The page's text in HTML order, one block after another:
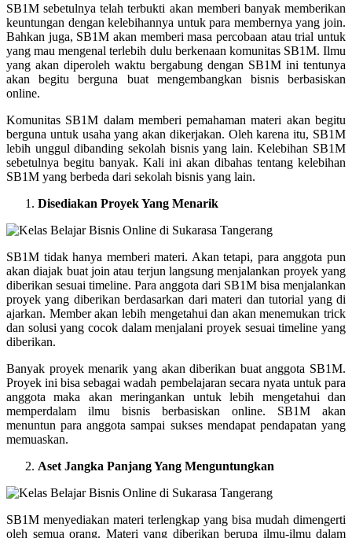
SB1M sebetulnya telah terbukti akan memberi banyak memberikan
keuntungan dengan kelebihannya untuk para membernya yang join.
Bahkan juga, SB1M akan memberi masa percobaan atau trial untuk
yang mau mengenal terlebih dulu berkenaan komunitas SB1M. Ilmu
yang akan diperoleh waktu bergabung dengan SB1M ini tentunya
akan begitu berguna buat mengembangkan bisnis berbasiskan
online.
Komunitas SB1M dalam memberi pemahaman materi akan begitu
berguna untuk usaha yang akan dikerjakan. Oleh karena itu, SB1M
lebih unggul dibanding sekolah bisnis yang lain. Kelebihan SB1M
sebetulnya begitu banyak. Kali ini akan dibahas tentang kelebihan
SB1M yang berbeda dari sekolah bisnis yang lain.
Disediakan Proyek Yang Menarik
SB1M tidak hanya memberi materi. Akan tetapi, para anggota pun
akan diajak buat join atau terjun langsung menjalankan proyek yang
diberikan sesuai timeline. Para anggota dari SB1M bisa menjalankan
proyek yang diberikan berdasarkan dari materi dan tutorial yang di
ajarkan. Member akan lebih mengetahui dan akan menemukan trick
dan solusi yang cocok dalam menjalani proyek sesuai timeline yang
diberikan.
Banyak proyek menarik yang akan diberikan buat anggota SB1M.
Proyek ini bisa sebagai wadah pembelajaran secara nyata untuk para
anggota maka akan meringankan untuk lebih mengetahui dan
memperdalam ilmu bisnis berbasiskan online. SB1M akan
menuntun para anggota sampai sukses mendapat pendapatan yang
memuaskan.
Aset Jangka Panjang Yang Menguntungkan
SB1M menyediakan materi terlengkap yang bisa mudah dimengerti
oleh semua orang. Materi yang diberikan berupa ilmu-ilmu dalam